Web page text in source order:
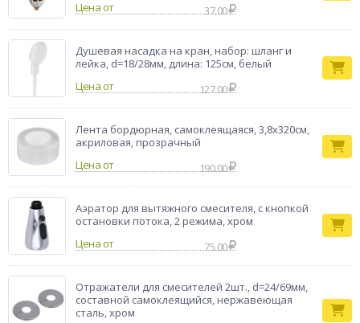
Цена от
37.00
Душевая насадка на кран, набор: шланг и
лейка, d=18/28мм, длина: 125см, белый
Цена от
127.00
Лента бордюрная, самоклеящаяся, 3,8х320см,
акриловая, прозрачный
Цена от
190.00
Аэратор для вытяжного смесителя, с кнопкой
остановки потока, 2 режима, хром
Цена от
75.00
Отражатели для смесителей 2шт., d=24/69мм,
составной самоклеящийся, нержавеющая
сталь, хром